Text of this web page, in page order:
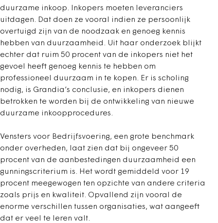
duurzame inkoop. Inkopers moeten leveranciers
uitdagen. Dat doen ze vooral indien ze persoonlijk
overtuigd zijn van de noodzaak en genoeg kennis
hebben van duurzaamheid. Uit haar onderzoek blijkt
echter dat ruim 50 procent van de inkopers niet het
gevoel heeft genoeg kennis te hebben om
professioneel duurzaam in te kopen. Er is scholing
nodig, is Grandia’s conclusie, en inkopers dienen
betrokken te worden bij de ontwikkeling van nieuwe
duurzame inkoopprocedures.
Vensters voor Bedrijfsvoering, een grote benchmark
onder overheden, laat zien dat bij ongeveer 50
procent van de aanbestedingen duurzaamheid een
gunningscriterium is. Het wordt gemiddeld voor 19
procent meegewogen ten opzichte van andere criteria
zoals prijs en kwaliteit. Opvallend zijn vooral de
enorme verschillen tussen organisaties, wat aangeeft
dat er veel te leren valt.